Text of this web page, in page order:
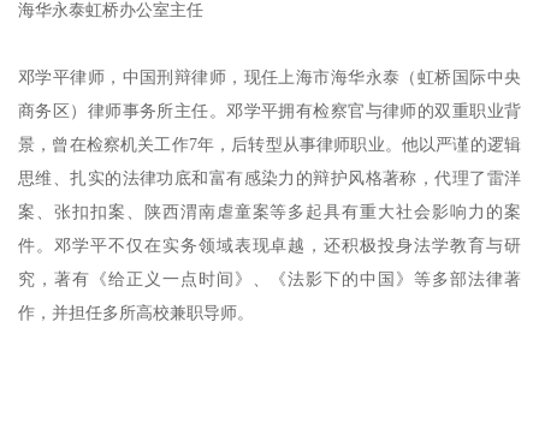
海华永泰虹桥办公室主任
邓学平律师，中国刑辩律师，现任上海市海华永泰（虹桥国际中央
商务区）律师事务所主任。邓学平拥有检察官与律师的双重职业背
景，曾在检察机关工作7年，后转型从事律师职业。他以严谨的逻辑
思维、扎实的法律功底和富有感染力的辩护风格著称，代理了雷洋
案、张扣扣案、陕西渭南虐童案等多起具有重大社会影响力的案
件。邓学平不仅在实务领域表现卓越，还积极投身法学教育与研
究，著有《给正义一点时间》、《法影下的中国》等多部法律著
作，并担任多所高校兼职导师。